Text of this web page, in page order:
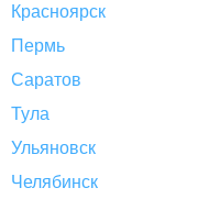
Красноярск
Пермь
Саратов
Тула
Ульяновск
Челябинск